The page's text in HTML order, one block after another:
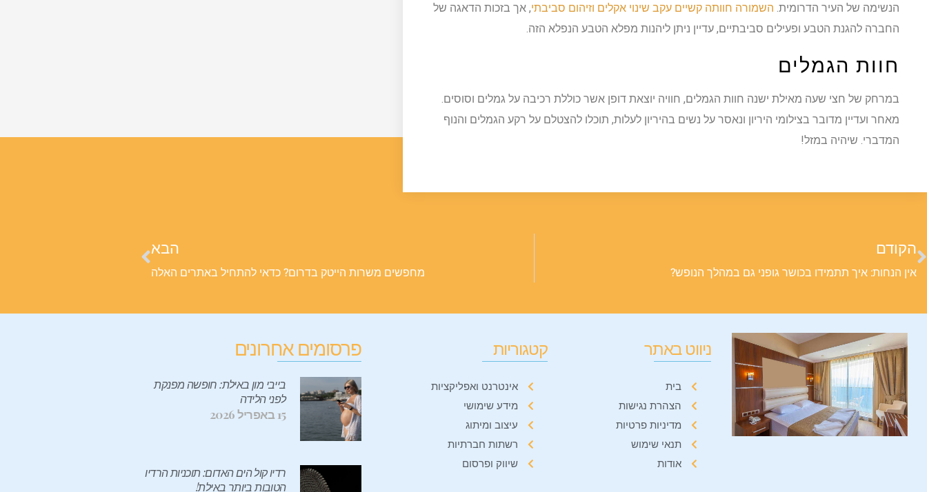
הנשימה של העיר הדרומית. השמורה חוותה קשיים עקב שינוי אקלים וזיהום סביבתי, אך בזכות הדאגה של
החברה להגנת הטבע ופעילים סביבתיים, עדיין ניתן ליהנות מפלא הטבע הנפלא הזה.
חוות הגמלים
במרחק של חצי שעה מאילת ישנה חוות הגמלים, חוויה יוצאת דופן אשר כוללת רכיבה על גמלים וסוסים.
מאחר ועדיין מדובר בצילומי היריון ונאסר על נשים בהיריון לעלות, תוכלו להצטלם על רקע הגמלים והנוף
המדברי. שיהיה במזל!
הקודם
אין הנחות: איך תתמידו בכושר גופני גם במהלך הנופש?
הבא
מחפשים משרות הייטק בדרום? כדאי להתחיל באתרים האלה
ניווט באתר
בית
הצהרת נגישות
מדיניות פרטיות
תנאי שימוש
אודות
קטגוריות
אינטרנט ואפליקציות
מידע שימושי
עיצוב ומיתוג
רשתות חברתיות
שיווק ופרסום
פרסומים אחרונים
בייבי מון באילת: חופשה מפנקת
לפני הלידה
15 באפריל 2026
רדיו קול הים האדום: תוכניות הרדיו
הטובות ביותר באילת!